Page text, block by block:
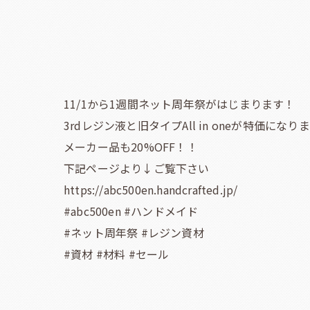
11/1から1週間ネット周年祭がはじまります！
3rdレジン液と旧タイプAll in oneが特価になり
メーカー品も20%OFF！！
下記ページより↓ご覧下さい
https://abc500en.handcrafted.jp/
#abc500en #ハンドメイド
#ネット周年祭 #レジン資材
#資材 #材料 #セール